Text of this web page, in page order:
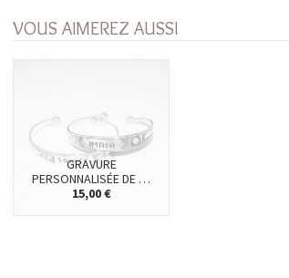
VOUS AIMEREZ AUSSI
GRAVURE
PERSONNALISÉE DE …
15,00 €